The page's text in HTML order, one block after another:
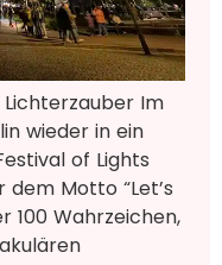
Lichterzauber Im
wieder in ein
of Lights
Motto “Let’s
100 Wahrzeichen,